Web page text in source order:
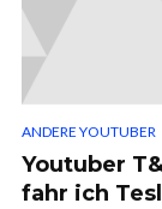
ANDERE YOUTUBER
Youtuber
fahr ich